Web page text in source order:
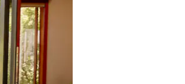
en faisant glisser.